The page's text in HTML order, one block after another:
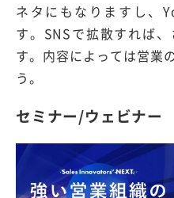
ネタにもなりますし、
す。SNSで拡散すれば
す。内容によっては営業
う。
セミナー/ウェビナー